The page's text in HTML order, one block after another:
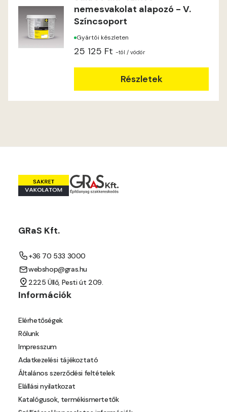
nemesvakolat alapozó - V.
Színcsoport
Gyártói készleten
25 125 Ft -tól / vödör
Részletek
GRaS Kft.
+36 70 533 3000
webshop@gras.hu
2225 Üllő, Pesti út 209.
Információk
Elérhetőségek
Rólunk
Impresszum
Adatkezelési tájékoztató
Általános szerződési feltételek
Elállási nyilatkozat
Katalógusok, termékismertetők